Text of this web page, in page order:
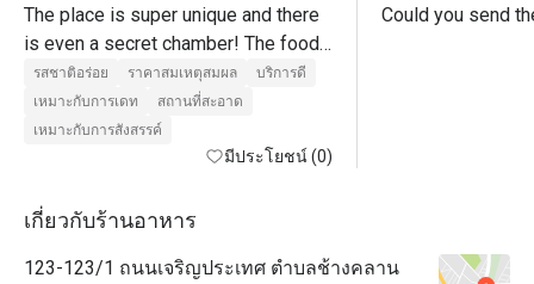
The place is super unique and there
is even a secret chamber! The food
is awesome and the service is top
notch too. Love the fact that you can
choose your own knife from the
รสชาติอร่อย ราคาสมเหตุสมผล
บริการดี
เหมาะกับการเดท
สถานที่สะอาด
เหมาะกับการสังสรรค์
มีประโยชน์ (0)
Could you send
เกี่ยวกับร้านอาหาร
123-123/1 ถนนเจริญประเทศ ตำบลช้างคลาน